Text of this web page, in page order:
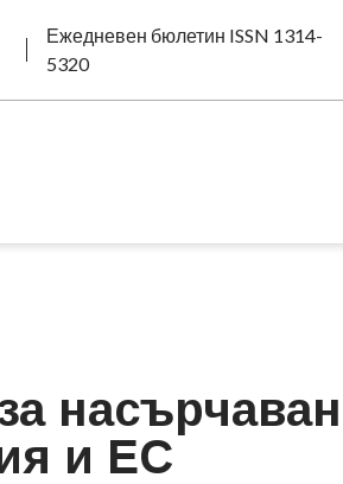
Ежедневен бюлетин ISSN 1314-
5320
и ЕС